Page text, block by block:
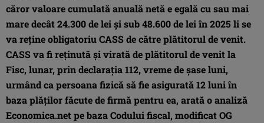
căror valoare cumulată anuală netă e egală cu sau mai
mare decât 24.300 de lei şi sub 48.600 de lei în 2025 li se
va reţine obligatoriu CASS de către plătitorul de venit.
CASS va fi reţinută şi virată de plătitorul de venit la
Fisc, lunar, prin declaraţia 112, vreme de şase luni,
urmând ca persoana fizică să fie asigurată 12 luni în
baza plăţilor făcute de firmă pentru ea, arată o analiză
Economica.net pe baza Codului fiscal, modificat OG